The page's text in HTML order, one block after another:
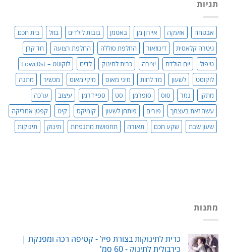
תגיות
אבטחה אזעקה איירון מן באטמן בובות לילדים בזול
בית חכם
גיטרה קלאסית
דינוזאור החלפת סוללה החלפת רצועה
חד קרן
טיפול
יום הולדת יצירה כרית לתינוק לדים
לוקו0ט – Lowc0st
לוקוסט
לשעון מד לחות מיני מאוס מיקי מאוס מכשיר
מתנה
מתקן
נמר סוס סופרמן סט ספיידרמן עיצוב
ערכה
עשה זאת בעצמך
פורים פותחן לשעון קומיקס קיט
קפטן אמריקה
שעון שבת
שקע חכם תאורה תחפושת מתנפחת תינוק תינוקות
מתנות
כרית לתינוקות בצורת פיל - קטיפה רכה ומפנקת |
כירבולית לתינוק - 60 סמ'